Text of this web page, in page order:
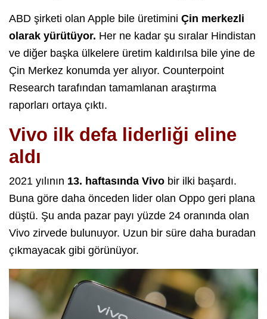
ABD şirketi olan Apple bile üretimini Çin merkezli
olarak yürütüyor. Her ne kadar şu sıralar Hindistan
ve diğer başka ülkelere üretim kaldırılsa bile yine de
Çin Merkez konumda yer alıyor. Counterpoint
Research tarafından tamamlanan araştırma
raporları ortaya çıktı.
Vivo ilk defa liderliği eline
aldı
2021 yılının 13. haftasında Vivo bir ilki başardı.
Buna göre daha önceden lider olan Oppo geri plana
düştü. Şu anda pazar payı yüzde 24 oranında olan
Vivo zirvede bulunuyor. Uzun bir süre daha buradan
çıkmayacak gibi görünüyor.